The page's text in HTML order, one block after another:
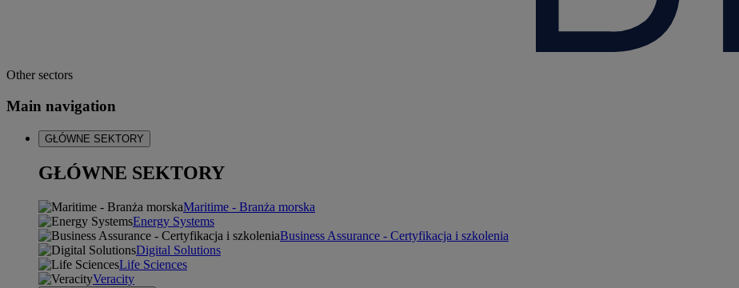
Other sectors
Main navigation
GŁÓWNE SEKTORY
GŁÓWNE SEKTORY
Maritime - Branża morska
Energy Systems
Business Assurance - Certyfikacja i szkolenia
Digital Solutions
Life Sciences
Veracity